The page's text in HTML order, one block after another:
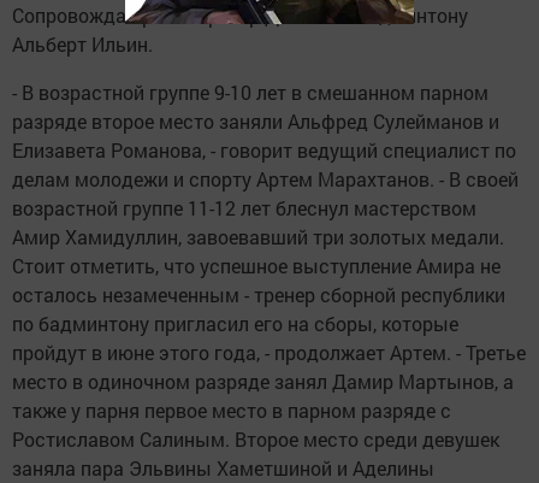
Сопровождал ребят тренер ДЮСШ по бадминтону
Альберт Ильин.
- В возрастной группе 9-10 лет в смешанном парном
разряде второе место заняли Альфред Сулейманов и
Елизавета Романова, - говорит ведущий специалист по
делам молодежи и спорту Артем Марахтанов. - В своей
возрастной группе 11-12 лет блеснул мастерством
Амир Хамидуллин, завоевавший три золотых медали.
Стоит отметить, что успешное выступление Амира не
осталось незамеченным - тренер сборной республики
по бадминтону пригласил его на сборы, которые
пройдут в июне этого года, - продолжает Артем. - Третье
место в одиночном разряде занял Дамир Мартынов, а
также у парня первое место в парном разряде с
Ростиславом Салиным. Второе место среди девушек
заняла пара Эльвины Хаметшиной и Аделины